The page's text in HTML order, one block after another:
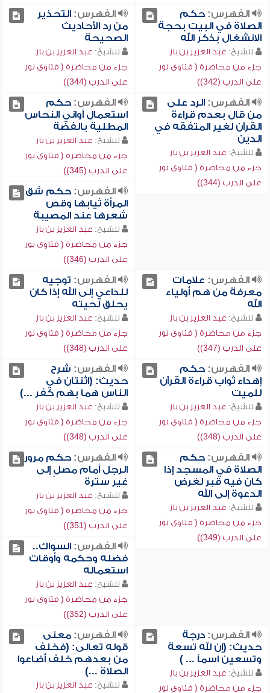
الفهرس:حكم
الصلاة في البيت بحجة
الانشغال بذكر الله
للشيخ: عبد العزيز بن باز
جزء من محاضرة ( فتاوى نور
على الدرب (342))
الفهرس:التحذير
من رد الأحاديث
الصحيحة
للشيخ: عبد العزيز بن باز
جزء من محاضرة ( فتاوى نور
على الدرب (344))
الفهرس:الرد على
من قال بعدم قراءة
القرآن لغير المتفقه في
الدين
للشيخ: عبد العزيز بن باز
جزء من محاضرة ( فتاوى نور
على الدرب (344))
الفهرس:حكم
استعمال أواني النحاس
المطلية بالفضة
للشيخ: عبد العزيز بن باز
جزء من محاضرة ( فتاوى نور
على الدرب (345))
الفهرس:حكم شق
المرأة ثيابها وقص
شعرها عند المصيبة
للشيخ: عبد العزيز بن باز
جزء من محاضرة ( فتاوى نور
على الدرب (346))
الفهرس: علامات
معرفة من هم أولياء
الله
للشيخ: عبد العزيز بن باز
جزء من محاضرة ( فتاوى نور
على الدرب (347))
الفهرس: توجيه
للداعي إلى الله إذا كان
يحلق لحيته
للشيخ: عبد العزيز بن باز
جزء من محاضرة ( فتاوى نور
على الدرب (348))
الفهرس:حكم
إهداء ثواب قراءة القرآن
للميت
للشيخ: عبد العزيز بن باز
جزء من محاضرة ( فتاوى نور
على الدرب (348))
الفهرس: شرح
حديث: (اثنتان في
الناس هما بهم كفر ...)
للشيخ: عبد العزيز بن باز
جزء من محاضرة ( فتاوى نور
على الدرب (348))
الفهرس:حكم
الصلاة في المسجد إذا
كان فيه قبر لغرض
الدعوة إلى الله
للشيخ: عبد العزيز بن باز
جزء من محاضرة ( فتاوى نور
على الدرب (349))
الفهرس:حكم مرور
الرجل أمام مصلٍ إلى
غير سترة
للشيخ: عبد العزيز بن باز
جزء من محاضرة ( فتاوى نور
على الدرب (351))
الفهرس:السواك..
فضله وحكمه وأوقات
استعماله
للشيخ: عبد العزيز بن باز
جزء من محاضرة ( فتاوى نور
على الدرب (352))
الفهرس:درجة
حديث: (إن لله تسعة
وتسعين اسماً ... )
للشيخ: عبد العزيز بن باز
جزء من محاضرة ( فتاوى نور
الفهرس:معنى
قوله تعالى: (فخلف
من بعدهم خلف أضاعوا
الصلاة ...)
للشيخ: عبد العزيز بن باز